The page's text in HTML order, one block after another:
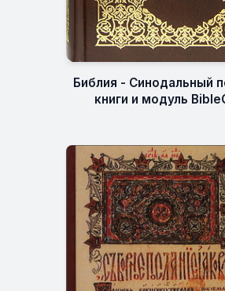
Библия - Синодальный
книги и модуль